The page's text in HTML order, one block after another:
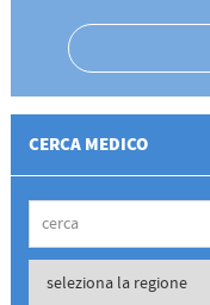
CERCA MEDICO